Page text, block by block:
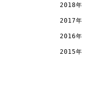
2018年
2017年
2016年
2015年